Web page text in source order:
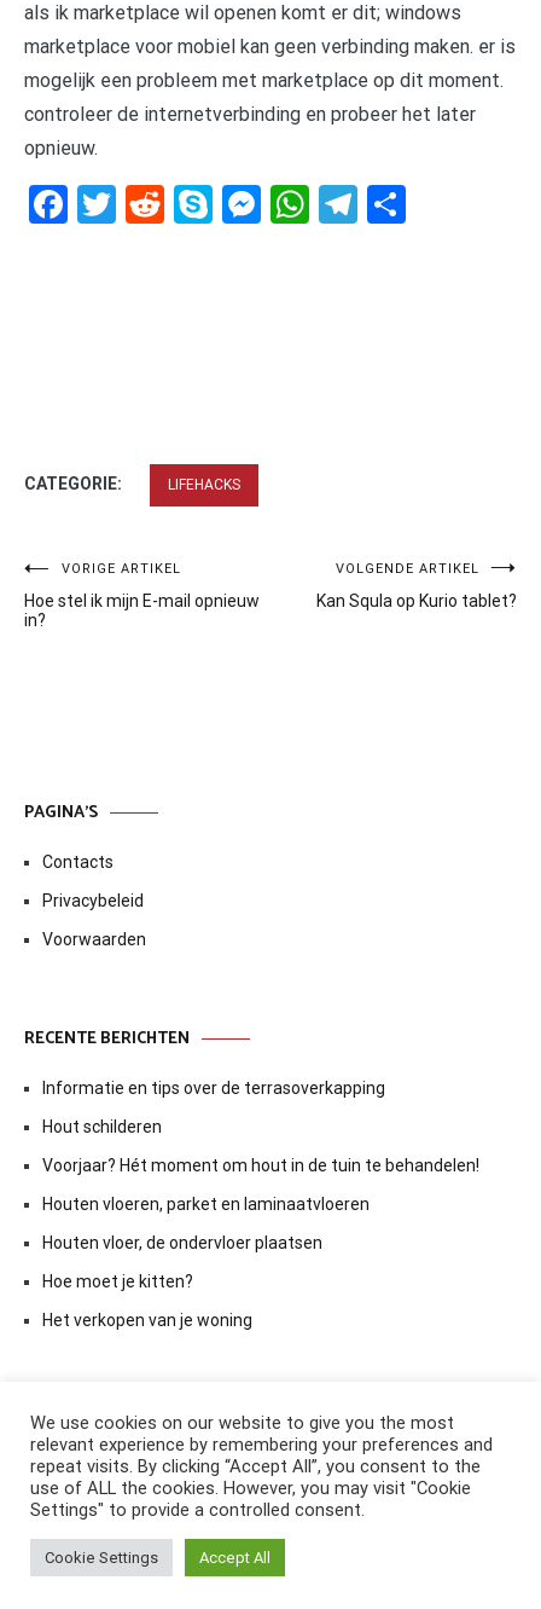
als ik marketplace wil openen komt er dit; windows
marketplace voor mobiel kan geen verbinding maken. er is
mogelijk een probleem met marketplace op dit moment.
controleer de internetverbinding en probeer het later
opnieuw.
Facebook
Twitter
RedditSkypeMessenger
WhatsApp
Telegram
CATEGORIE: LIFEHACKS
Bericht
navigatie
VORIGE ARTIKEL
Hoe stel ik mijn E-mail opnieuw
in?
VOLGENDE ARTIKEL
Kan Squla op Kurio tablet?
PAGINA’S
Contacts
Privacybeleid
Voorwaarden
RECENTE BERICHTEN
Informatie en tips over de terrasoverkapping
Hout schilderen
Voorjaar? Hét moment om hout in de tuin te behandelen!
Houten vloeren, parket en laminaatvloeren
Houten vloer, de ondervloer plaatsen
Hoe moet je kitten?
Het verkopen van je woning
Copyright © 2026ElkAntwoord.com
Cenoteby ThemeGrill. Aangedreven door
We use cookies on our website to give you the most
relevant experience by remembering your preferences and
repeat visits. By clicking “Accept All”, you consent to the
use of ALL the cookies. However, you may visit "Cookie
Settings" to provide a controlled consent.
Cookie Settings Accept All